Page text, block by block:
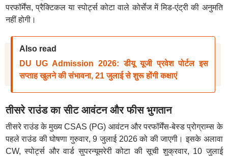
परफॉर्मेंस, प्रैक्टिकल या स्पोर्ट्स कोटा वाले कोर्सेज में मिड-एंट्री की अनुमति
नहीं होगी।
Also read
DU UG Admission 2026: डीयू यूजी प्रवेश पोर्टल इस
सप्ताह खुलने की संभावना, 21 जुलाई से शुरू होंगी कक्षाएं
तीसरे राउंड का सीट आवंटन और फीस भुगतान
तीसरे राउंड के मुख्य CSAS (PG) आवंटन और परफॉर्मेंस-बेस्ड प्रोग्राम्स के
पहले राउंड की घोषणा गुरुवार, 9 जुलाई 2026 को की जाएगी। इसके अलावा
CW, स्पोर्ट्स और वार्ड सुपरन्यूमरेरी कोटा की सूची शुक्रवार, 10 जुलाई